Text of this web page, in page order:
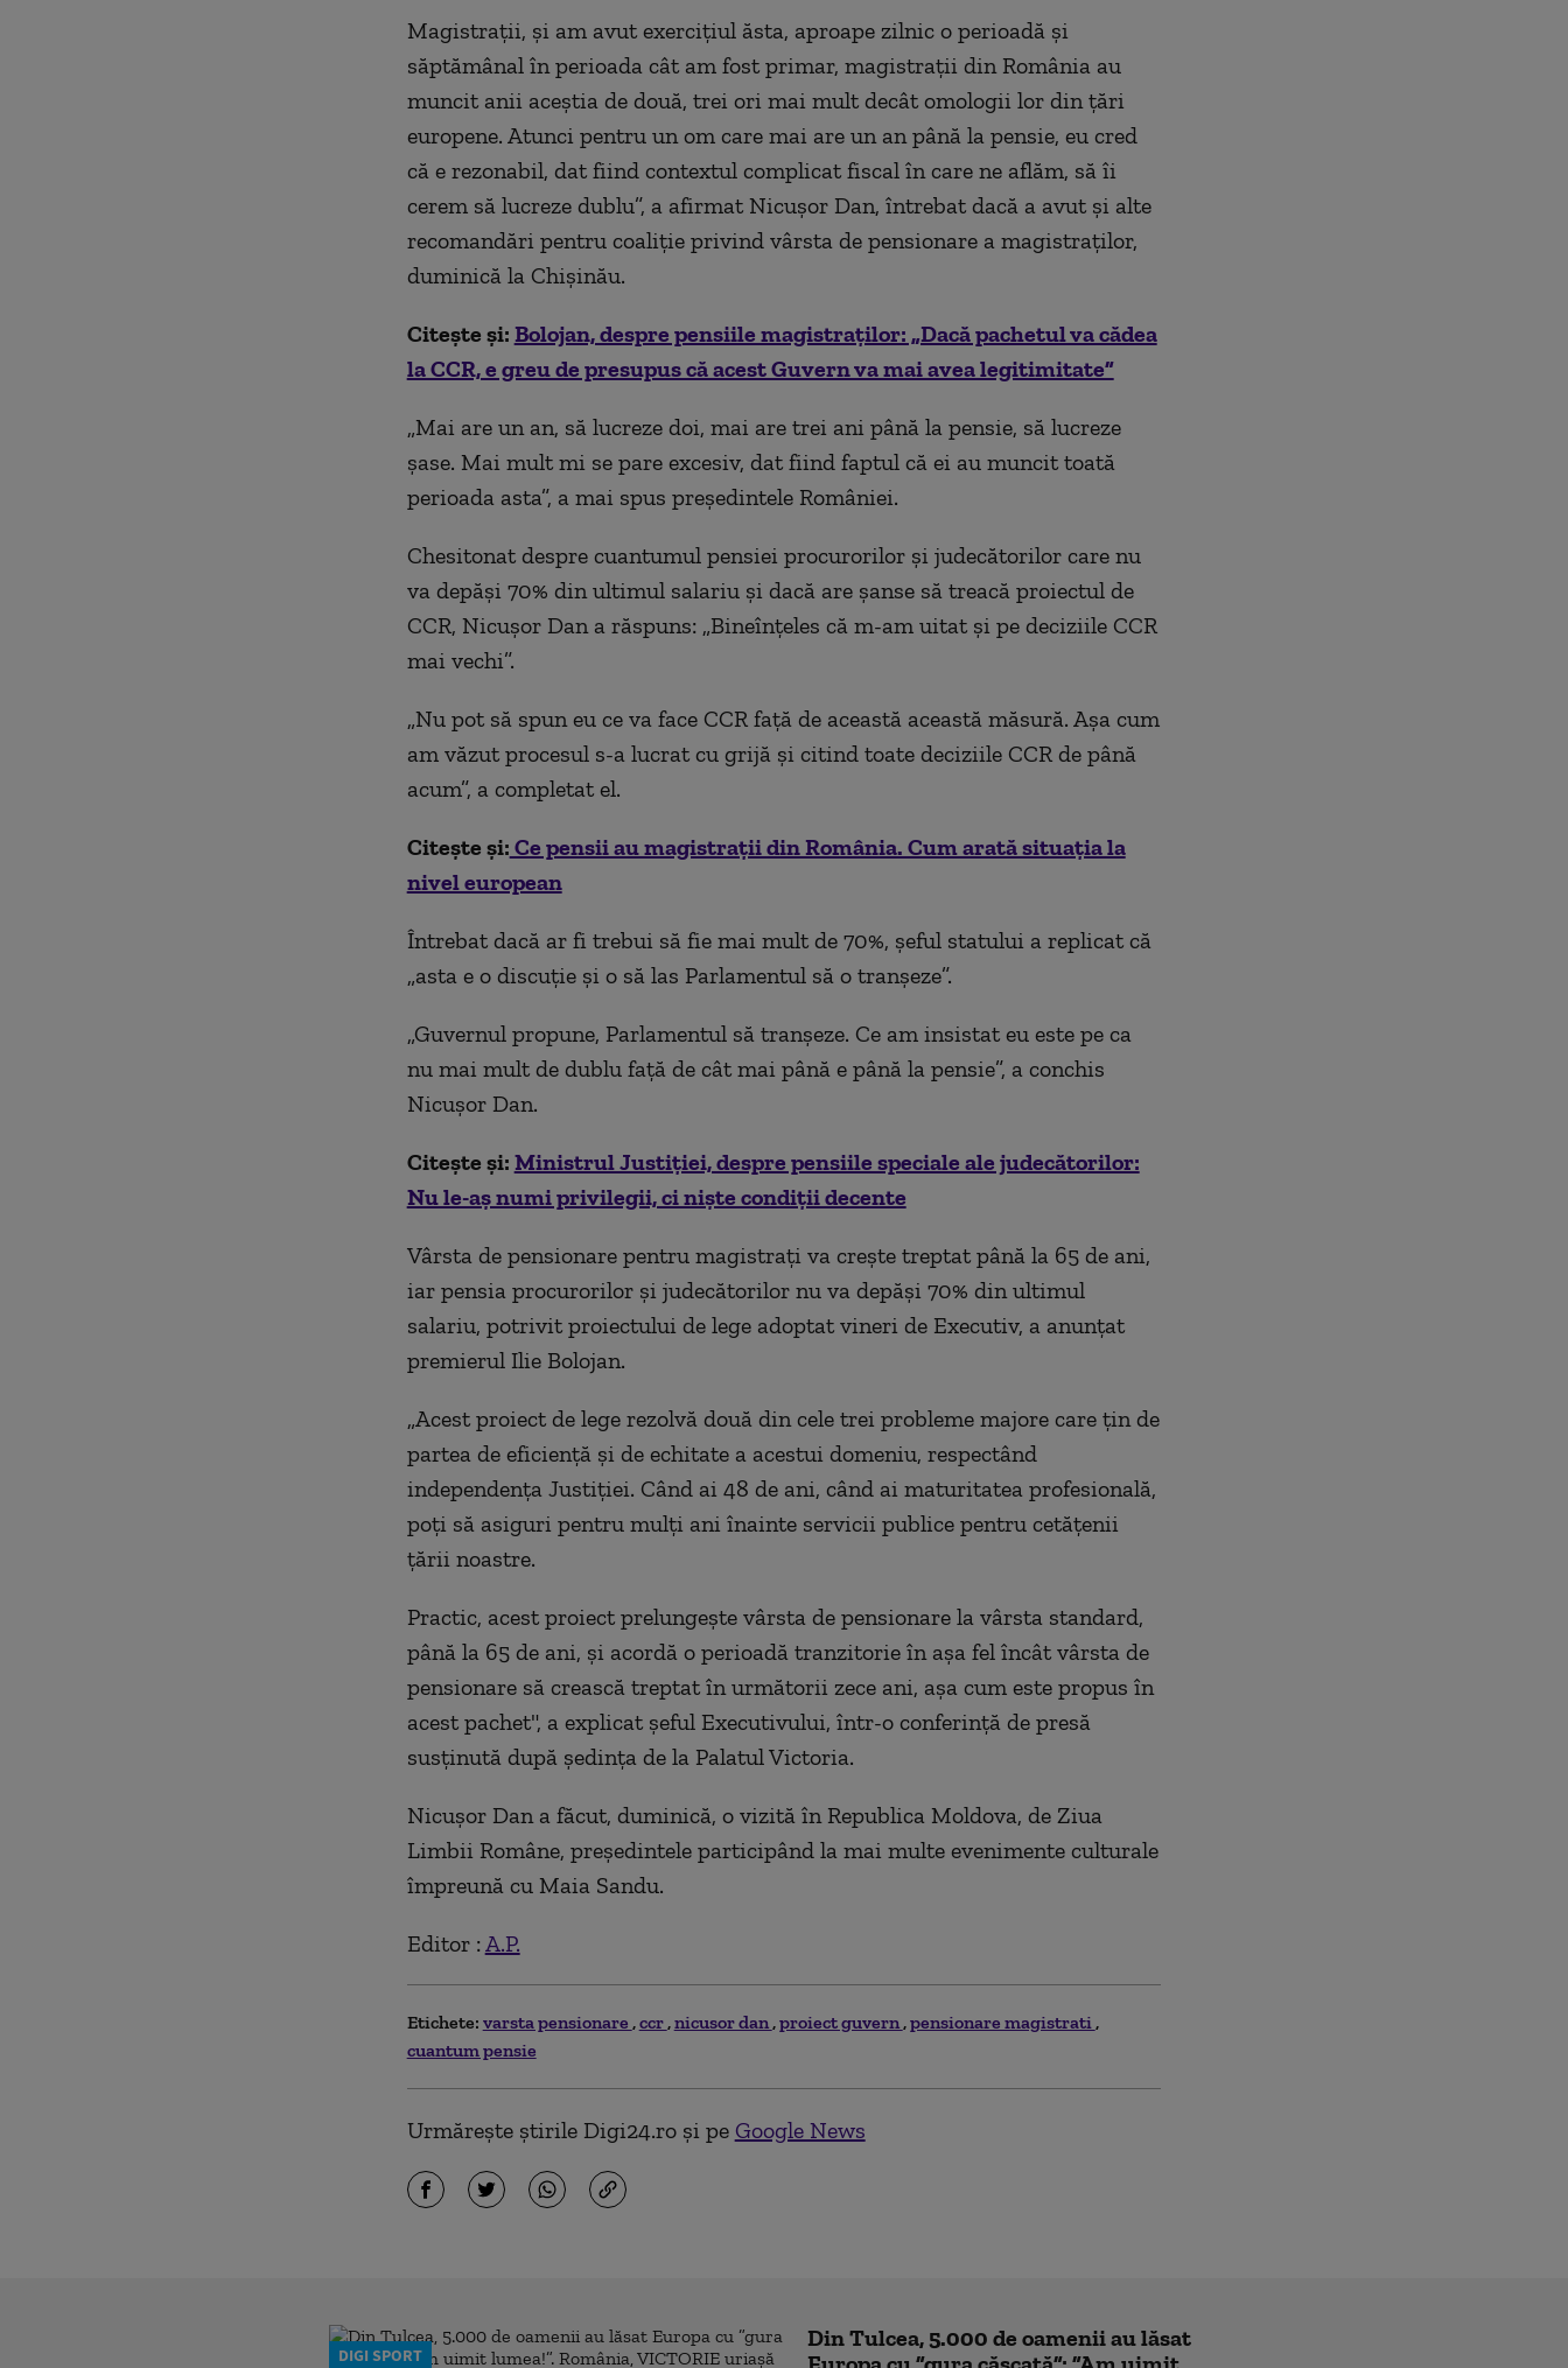
Magistrații, și am avut exercițiul ăsta, aproape zilnic o perioadă și
săptămânal în perioada cât am fost primar, magistrații din România au
muncit anii aceștia de două, trei ori mai mult decât omologii lor din țări
europene. Atunci pentru un om care mai are un an până la pensie, eu cred
că e rezonabil, dat fiind contextul complicat fiscal în care ne aflăm, să îi
cerem să lucreze dublu”, a afirmat Nicușor Dan, întrebat dacă a avut și alte
recomandări pentru coaliție privind vârsta de pensionare a magistraților,
duminică la Chișinău.
Citește și: Bolojan, despre pensiile magistraţilor: „Dacă pachetul va cădea
la CCR, e greu de presupus că acest Guvern va mai avea legitimitate”
„Mai are un an, să lucreze doi, mai are trei ani până la pensie, să lucreze
șase. Mai mult mi se pare excesiv, dat fiind faptul că ei au muncit toată
perioada asta”, a mai spus președintele României.
Chesitonat despre cuantumul pensiei procurorilor şi judecătorilor care nu
va depăși 70% din ultimul salariu și dacă are șanse să treacă proiectul de
CCR, Nicușor Dan a răspuns: „Bineînțeles că m-am uitat și pe deciziile CCR
mai vechi”.
„Nu pot să spun eu ce va face CCR față de această această măsură. Așa cum
am văzut procesul s-a lucrat cu grijă și citind toate deciziile CCR de până
acum”, a completat el.
Citește și: Ce pensii au magistrații din România. Cum arată situația la
nivel european
Întrebat dacă ar fi trebui să fie mai mult de 70%, șeful statului a replicat că
„asta e o discuție și o să las Parlamentul să o tranșeze”.
„Guvernul propune, Parlamentul să tranșeze. Ce am insistat eu este pe ca
nu mai mult de dublu față de cât mai până e până la pensie”, a conchis
Nicușor Dan.
Citește și: Ministrul Justiției, despre pensiile speciale ale judecătorilor:
Nu le-aș numi privilegii, ci niște condiții decente
Vârsta de pensionare pentru magistraţi va creşte treptat până la 65 de ani,
iar pensia procurorilor şi judecătorilor nu va depăşi 70% din ultimul
salariu, potrivit proiectului de lege adoptat vineri de Executiv, a anunțat
premierul Ilie Bolojan.
„Acest proiect de lege rezolvă două din cele trei probleme majore care ţin de
partea de eficienţă şi de echitate a acestui domeniu, respectând
independenţa Justiţiei. Când ai 48 de ani, când ai maturitatea profesională,
poţi să asiguri pentru mulţi ani înainte servicii publice pentru cetăţenii
ţării noastre.
Practic, acest proiect prelungeşte vârsta de pensionare la vârsta standard,
până la 65 de ani, şi acordă o perioadă tranzitorie în aşa fel încât vârsta de
pensionare să crească treptat în următorii zece ani, aşa cum este propus în
acest pachet", a explicat șeful Executivului, într-o conferință de presă
susținută după ședința de la Palatul Victoria.
Nicușor Dan a făcut, duminică, o vizită în Republica Moldova, de Ziua
Limbii Române, președintele participând la mai multe evenimente culturale
împreună cu Maia Sandu.
Editor : A.P.
Etichete: varsta pensionare ccr nicusor dan proiect guvern pensionare magistrati
cuantum pensie
Urmărește știrile Digi24.ro și pe Google News
DIGI SPORT
Din Tulcea, 5.000 de oamenii au lăsat